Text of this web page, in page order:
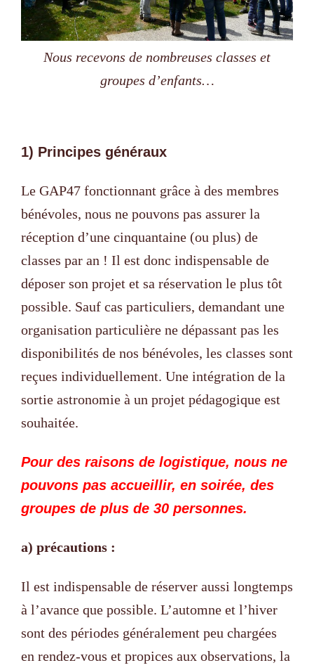
Nous recevons de nombreuses classes et
groupes d’enfants…
1) Principes généraux
Le GAP47 fonctionnant grâce à des membres
bénévoles, nous ne pouvons pas assurer la
réception d’une cinquantaine (ou plus) de
classes par an ! Il est donc indispensable de
déposer son projet et sa réservation le plus tôt
possible. Sauf cas particuliers, demandant une
organisation particulière ne dépassant pas les
disponibilités de nos bénévoles, les classes sont
reçues individuellement. Une intégration de la
sortie astronomie à un projet pédagogique est
souhaitée.
Pour des raisons de logistique, nous ne
pouvons pas accueillir, en soirée, des
groupes de plus de 30 personnes.
a) précautions :
Il est indispensable de réserver aussi longtemps
à l’avance que possible. L’automne et l’hiver
sont des périodes généralement peu chargées
en rendez-vous et propices aux observations, la